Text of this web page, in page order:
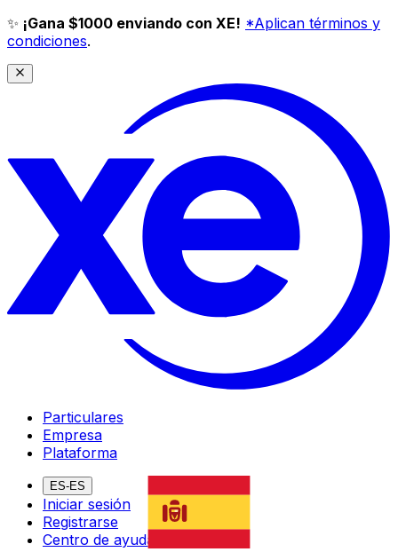
✨ ¡Gana $1000 enviando con XE! *Aplican términos y
condiciones.
Particulares
Empresa
Plataforma
ES-ES
Iniciar sesión
Registrarse
Centro de ayuda